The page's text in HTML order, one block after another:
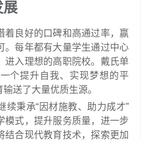
展
着良好的口碑和高通过率，赢
。每年都有大量学生通过中心
进入理想的高职院校。戴氏单
个提升自我、实现梦想的平
送了大量优质生源。
续秉承“因材施教、助力成才”
模式，提升服务质量，进一步
结合现代教育技术，探索更加